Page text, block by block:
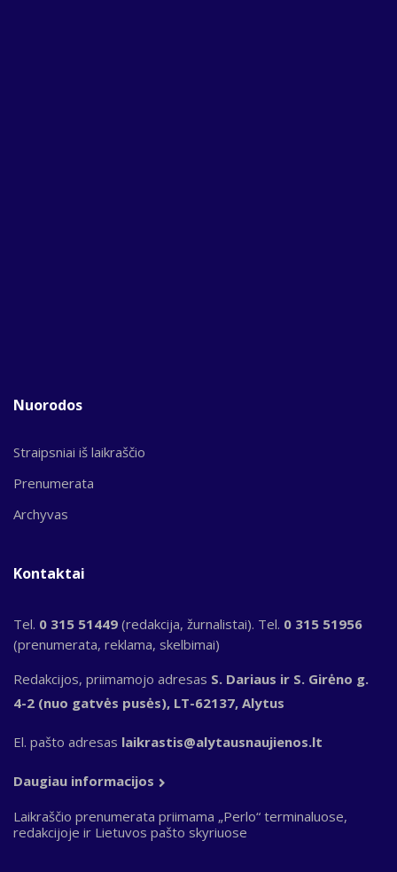
Nuorodos
Straipsniai iš laikraščio
Prenumerata
Archyvas
Kontaktai
Tel. 0 315 51449 (redakcija, žurnalistai). Tel. 0 315 51956
(prenumerata, reklama, skelbimai)
Redakcijos, priimamojo adresas S. Dariaus ir S. Girėno g.
4-2 (nuo gatvės pusės), LT-62137, Alytus
El. pašto adresas laikrastis@alytausnaujienos.lt
Daugiau informacijos
Laikraščio prenumerata priimama „Perlo“ terminaluose,
redakcijoje ir Lietuvos pašto skyriuose